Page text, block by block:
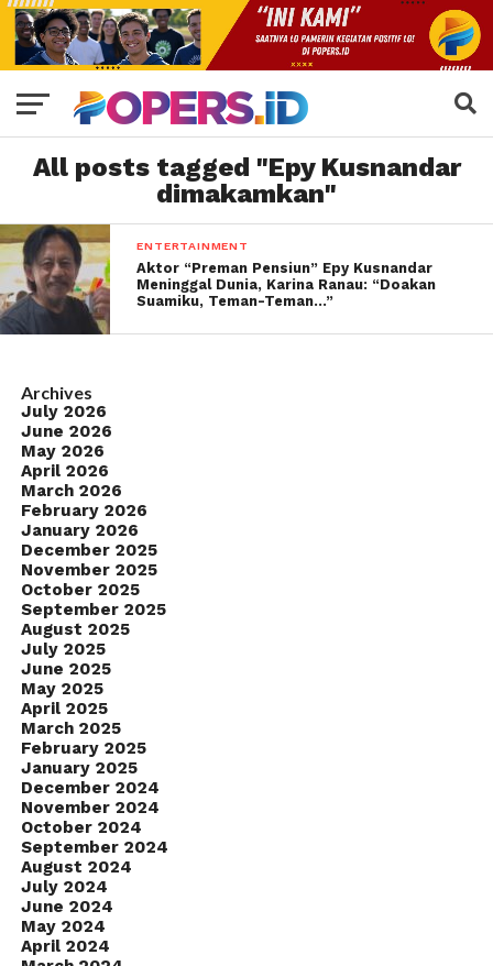
All posts tagged "Epy Kusnandar
dimakamkan"
ENTERTAINMENT
Aktor “Preman Pensiun” Epy Kusnandar
Meninggal Dunia, Karina Ranau: “Doakan
Suamiku, Teman-Teman…”
Archives
July 2026
June 2026
May 2026
April 2026
March 2026
February 2026
January 2026
December 2025
November 2025
October 2025
September 2025
August 2025
July 2025
June 2025
May 2025
April 2025
March 2025
February 2025
January 2025
December 2024
November 2024
October 2024
September 2024
August 2024
July 2024
June 2024
May 2024
April 2024